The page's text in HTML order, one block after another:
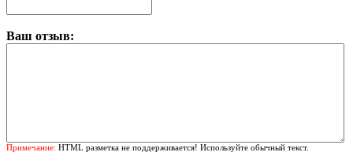
Ваш отзыв:
Примечание: HTML разметка не поддерживается! Используйте обычный текст.